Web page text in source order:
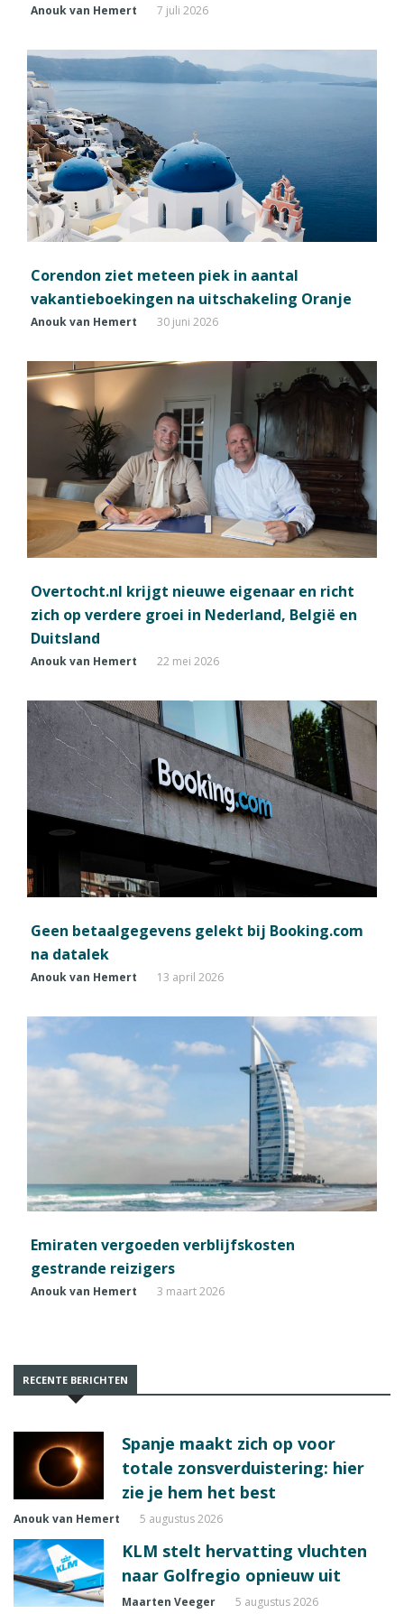
Anouk van Hemert 7 juli 2026
Corendon ziet meteen piek in aantal
vakantieboekingen na uitschakeling Oranje
Anouk van Hemert 30 juni 2026
Overtocht.nl krijgt nieuwe eigenaar en richt
zich op verdere groei in Nederland, België en
Duitsland
Anouk van Hemert 22 mei 2026
Geen betaalgegevens gelekt bij Booking.com
na datalek
Anouk van Hemert 13 april 2026
Emiraten vergoeden verblijfskosten
gestrande reizigers
Anouk van Hemert 3 maart 2026
RECENTE BERICHTEN
Spanje maakt zich op voor
totale zonsverduistering: hier
zie je hem het best
Anouk van Hemert 5 augustus 2026
KLM stelt hervatting vluchten
naar Golfregio opnieuw uit
Maarten Veeger 5 augustus 2026